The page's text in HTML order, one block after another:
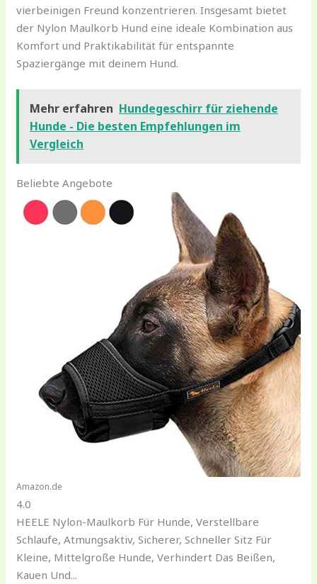
vierbeinigen Freund konzentrieren. Insgesamt bietet
der Nylon Maulkorb Hund eine ideale Kombination aus
Komfort und Praktikabilität für entspannte
Spaziergänge mit deinem Hund.
Mehr erfahren Hundegeschirr für ziehende
Hunde - Die besten Empfehlungen im
Vergleich
Beliebte Angebote
Amazon.de
4.0
HEELE Nylon-Maulkorb Für Hunde, Verstellbare
Schlaufe, Atmungsaktiv, Sicherer, Schneller Sitz Für
Kleine, Mittelgroße Hunde, Verhindert Das Beißen,
Kauen Und...